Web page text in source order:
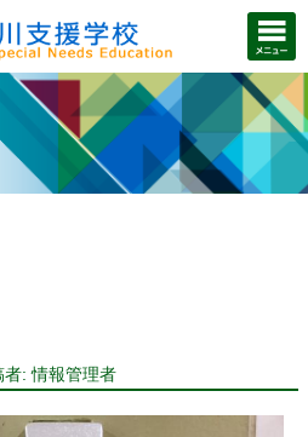
者: 情報管理者